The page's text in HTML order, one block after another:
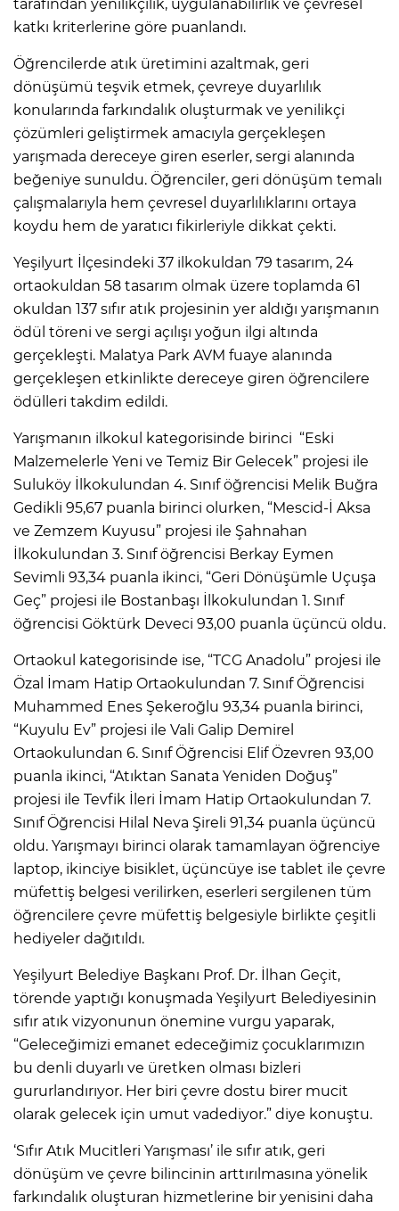
tarafından yenilikçilik, uygulanabilirlik ve çevresel
katkı kriterlerine göre puanlandı.
Öğrencilerde atık üretimini azaltmak, geri
dönüşümü teşvik etmek, çevreye duyarlılık
konularında farkındalık oluşturmak ve yenilikçi
çözümleri geliştirmek amacıyla gerçekleşen
yarışmada dereceye giren eserler, sergi alanında
beğeniye sunuldu. Öğrenciler, geri dönüşüm temalı
çalışmalarıyla hem çevresel duyarlılıklarını ortaya
koydu hem de yaratıcı fikirleriyle dikkat çekti.
Yeşilyurt İlçesindeki 37 ilkokuldan 79 tasarım, 24
ortaokuldan 58 tasarım olmak üzere toplamda 61
okuldan 137 sıfır atık projesinin yer aldığı yarışmanın
ödül töreni ve sergi açılışı yoğun ilgi altında
gerçekleşti. Malatya Park AVM fuaye alanında
gerçekleşen etkinlikte dereceye giren öğrencilere
ödülleri takdim edildi.
Yarışmanın ilkokul kategorisinde birinci “Eski
Malzemelerle Yeni ve Temiz Bir Gelecek” projesi ile
Suluköy İlkokulundan 4. Sınıf öğrencisi Melik Buğra
Gedikli 95,67 puanla birinci olurken, “Mescid-İ Aksa
ve Zemzem Kuyusu” projesi ile Şahnahan
İlkokulundan 3. Sınıf öğrencisi Berkay Eymen
Sevimli 93,34 puanla ikinci, “Geri Dönüşümle Uçuşa
Geç” projesi ile Bostanbaşı İlkokulundan 1. Sınıf
öğrencisi Göktürk Deveci 93,00 puanla üçüncü oldu.
Ortaokul kategorisinde ise, “TCG Anadolu” projesi ile
Özal İmam Hatip Ortaokulundan 7. Sınıf Öğrencisi
Muhammed Enes Şekeroğlu 93,34 puanla birinci,
“Kuyulu Ev” projesi ile Vali Galip Demirel
Ortaokulundan 6. Sınıf Öğrencisi Elif Özevren 93,00
puanla ikinci, “Atıktan Sanata Yeniden Doğuş”
projesi ile Tevfik İleri İmam Hatip Ortaokulundan 7.
Sınıf Öğrencisi Hilal Neva Şireli 91,34 puanla üçüncü
oldu. Yarışmayı birinci olarak tamamlayan öğrenciye
laptop, ikinciye bisiklet, üçüncüye ise tablet ile çevre
müfettiş belgesi verilirken, eserleri sergilenen tüm
öğrencilere çevre müfettiş belgesiyle birlikte çeşitli
hediyeler dağıtıldı.
Yeşilyurt Belediye Başkanı Prof. Dr. İlhan Geçit,
törende yaptığı konuşmada Yeşilyurt Belediyesinin
sıfır atık vizyonunun önemine vurgu yaparak,
“Geleceğimizi emanet edeceğimiz çocuklarımızın
bu denli duyarlı ve üretken olması bizleri
gururlandırıyor. Her biri çevre dostu birer mucit
olarak gelecek için umut vadediyor.” diye konuştu.
‘Sıfır Atık Mucitleri Yarışması’ ile sıfır atık, geri
dönüşüm ve çevre bilincinin arttırılmasına yönelik
farkındalık oluşturan hizmetlerine bir yenisini daha